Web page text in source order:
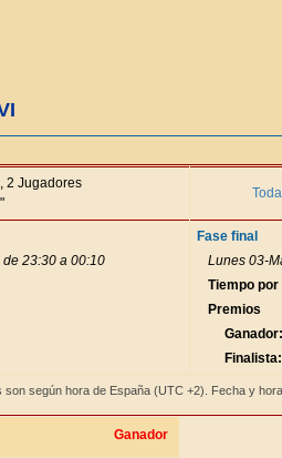
2 Jugadores
23:30 a 00:10
Fase final
Lunes 03-
Tiempo por
Premios
Ganador:
Finalista:
son según hora de España (UTC +2). Fecha y
Ganador